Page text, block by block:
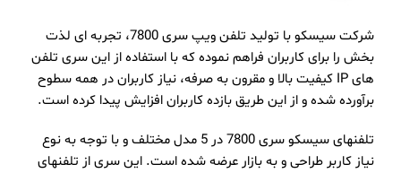
شرکت سیسکو با تولید تلفن ویپ سری 7800، تجربه ای لذت
بخش را برای کاربران فراهم نموده که با استفاده از این سری تلفن
های IP کیفیت بالا و مقرون به صرفه، نیاز کاربران در همه سطوح
برآورده شده و از این طریق بازده کاربران افزایش پیدا کرده است.
تلفنهای سیسکو سری 7800 در 5 مدل مختلف و با توجه به نوع
نیاز کاربر طراحی و به بازار عرضه شده است. این سری از تلفنهای